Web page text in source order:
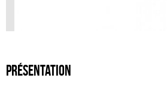
Présentation